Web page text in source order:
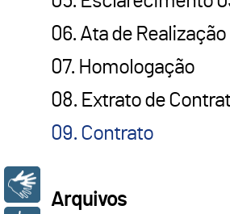
06. Ata de
07. Homologação
08. Extrato de
09. Contrato
Arquivos